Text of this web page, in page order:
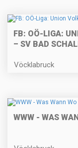
FB: OÖ-LIGA:
– SV BAD
Vöcklabruck
WWW - WAS